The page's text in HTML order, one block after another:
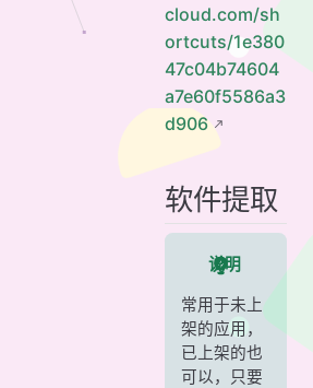
cloud.com/sh
ortcuts/1e380
47c04b74604
a7e60f5586a3
d906
软件提取
说明
常用于未上
架的应用，
已上架的也
可以，只要